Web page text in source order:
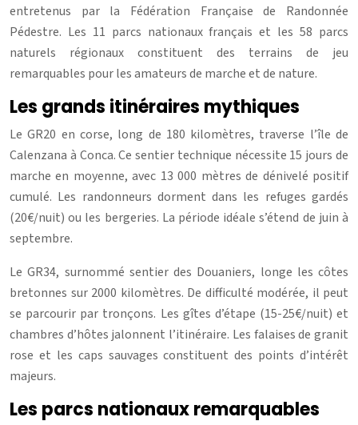
entretenus par la Fédération Française de Randonnée
Pédestre. Les 11 parcs nationaux français et les 58 parcs
naturels régionaux constituent des terrains de jeu
remarquables pour les amateurs de marche et de nature.
Les grands itinéraires mythiques
Le GR20 en corse, long de 180 kilomètres, traverse l’île de
Calenzana à Conca. Ce sentier technique nécessite 15 jours de
marche en moyenne, avec 13 000 mètres de dénivelé positif
cumulé. Les randonneurs dorment dans les refuges gardés
(20€/nuit) ou les bergeries. La période idéale s’étend de juin à
septembre.
Le GR34, surnommé sentier des Douaniers, longe les côtes
bretonnes sur 2000 kilomètres. De difficulté modérée, il peut
se parcourir par tronçons. Les gîtes d’étape (15-25€/nuit) et
chambres d’hôtes jalonnent l’itinéraire. Les falaises de granit
rose et les caps sauvages constituent des points d’intérêt
majeurs.
Les parcs nationaux remarquables